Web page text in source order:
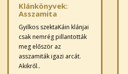
Klánkönyvek:
Asszamita
Gyilkos szektaKáin klánjai
csak nemrég pillantották
meg először az
asszamiták igazi arcát.
Akikről..